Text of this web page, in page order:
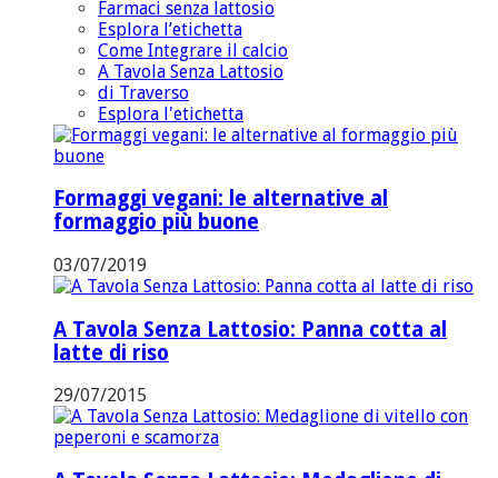
Farmaci senza lattosio
Esplora l’etichetta
Come Integrare il calcio
A Tavola Senza Lattosio
di Traverso
Esplora l'etichetta
Formaggi vegani: le alternative al
formaggio più buone
03/07/2019
A Tavola Senza Lattosio: Panna cotta al
latte di riso
29/07/2015